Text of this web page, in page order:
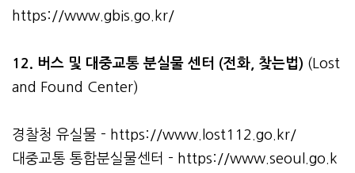
https://www.gbis.go.kr/
12. 버스 및 대중교통 분실물 센터 (전화, 찾는법) (Lost
and Found Center)
경찰청 유실물 - https://www.lost112.go.kr/
대중교통 통합분실물센터 - https://www.seoul.go.k